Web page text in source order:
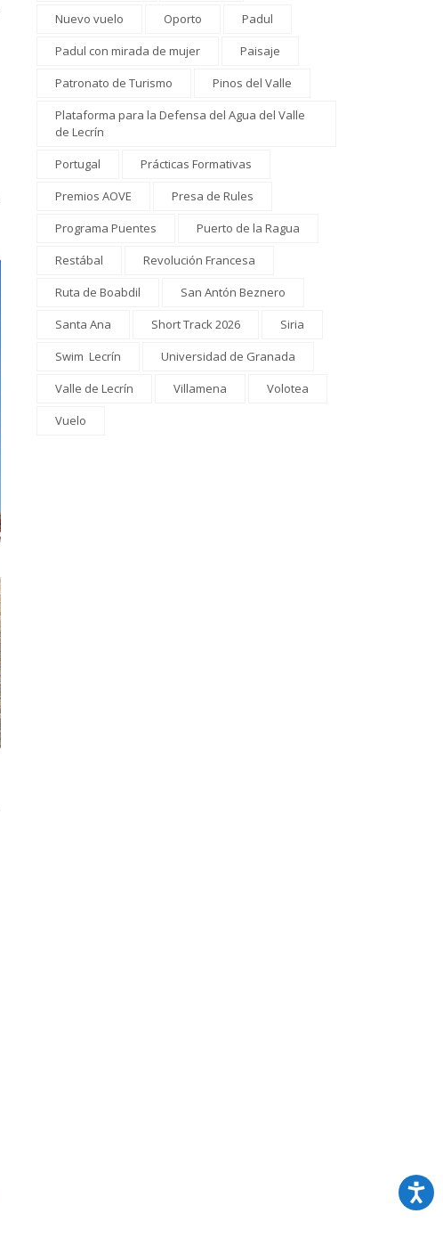
Nuevo vuelo
Oporto
Padul
Padul con mirada de mujer
Paisaje
Patronato de Turismo
Pinos del Valle
Plataforma para la Defensa del Agua del Valle
de Lecrín
Portugal
Prácticas Formativas
Premios AOVE
Presa de Rules
Programa Puentes
Puerto de la Ragua
Restábal
Revolución Francesa
Ruta de Boabdil
San Antón Beznero
Santa Ana
Short Track 2026
Siria
Swim Lecrín
Universidad de Granada
Valle de Lecrín
Villamena
Volotea
Vuelo